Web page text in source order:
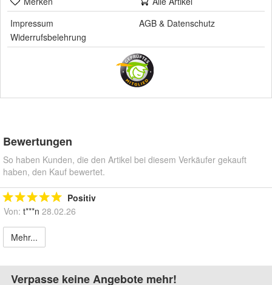
Impressum
AGB & Datenschutz
Widerrufsbelehrung
Bewertungen
So haben Kunden, die den Artikel bei diesem Verkäufer gekauft
haben, den Kauf bewertet.
Positiv
Von: t***n 28.02.26
Mehr...
Verpasse keine Angebote mehr!